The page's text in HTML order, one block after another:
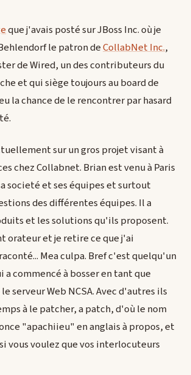
que j'avais posté sur JBoss Inc. où je
le patron deCollabNet Inc.,
de Wired, un des contributeurs du
et qui siège toujours au board de
la chance de le rencontrer par hasard
sur un gros projet visant à
chez Collabnet. Brian est venu à Paris
societé et ses équipes et surtout
des différentes équipes. Il a
et les solutions qu'ils proposent.
orateur et je retire ce que j'ai
Mea culpa. Bref c'est quelqu'un
a commencé à bosser en tant que
serveur Web NCSA. Avec d'autres ils
à le patcher, a patch, d'où le nom
"apachiieu" en anglais à propos, et
vous voulez que vos interlocuteurs